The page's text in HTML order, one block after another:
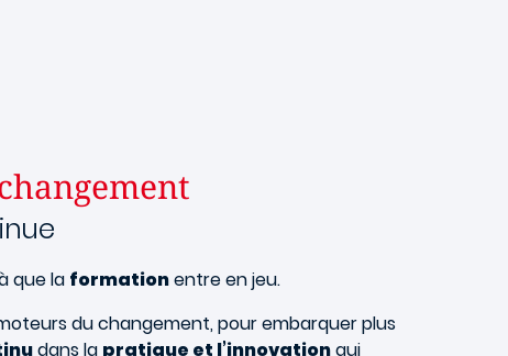
que la formationentre en jeu.
du changement, pour embarquer plus
dans la pratique et l’innovationqui